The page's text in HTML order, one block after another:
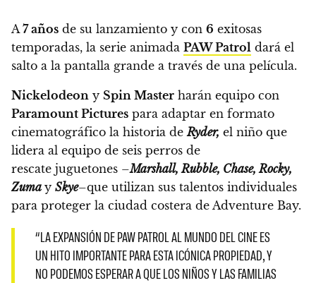
A 7 años de su lanzamiento y con 6 exitosas
temporadas, la serie animada PAW Patrol dará el
salto a la pantalla grande a través de una película.
Nickelodeon y Spin Master harán equipo con
Paramount Pictures para adaptar en formato
cinematográfico la historia de Ryder, el niño que
lidera al equipo de seis perros de
rescate juguetones –Marshall, Rubble, Chase, Rocky,
Zuma y Skye–que utilizan sus talentos individuales
para proteger la ciudad costera de Adventure Bay.
“LA EXPANSIÓN DE PAW PATROL AL MUNDO DEL CINE ES
UN HITO IMPORTANTE PARA ESTA ICÓNICA PROPIEDAD, Y
NO PODEMOS ESPERAR A QUE LOS NIÑOS Y LAS FAMILIAS